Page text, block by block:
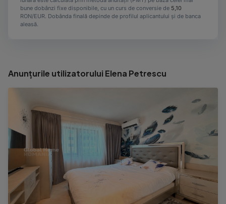
bune dobânzi fixe disponibile, cu un curs de conversie de 5,10
RON/EUR. Dobânda finală depinde de profilul aplicantului și de banca
aleasă.
Anunțurile utilizatorului Elena Petrescu